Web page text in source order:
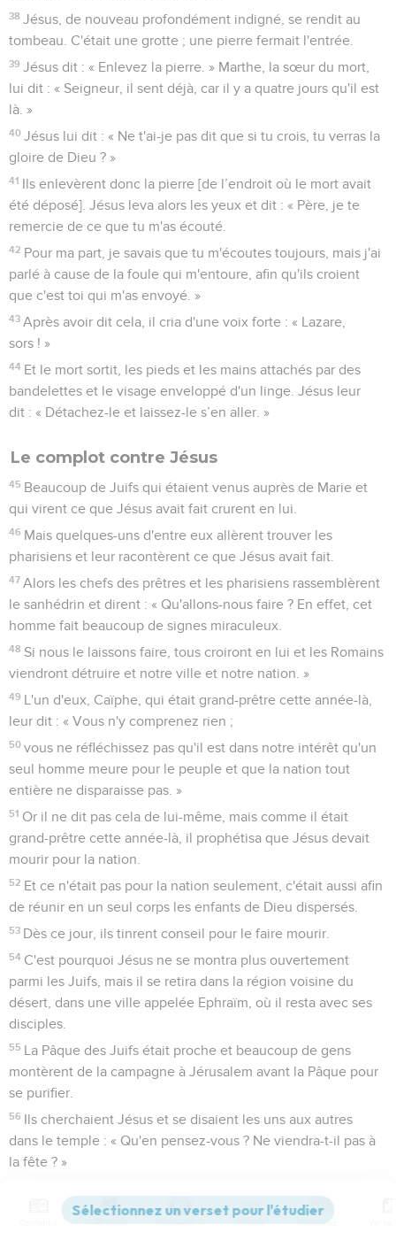
38 Jésus, de nouveau profondément indigné, se rendit au
tombeau. C'était une grotte ; une pierre fermait l'entrée.
39 Jésus dit : « Enlevez la pierre. » Marthe, la sœur du mort,
lui dit : « Seigneur, il sent déjà, car il y a quatre jours qu'il est
là. »
40 Jésus lui dit : « Ne t'ai-je pas dit que si tu crois, tu verras la
gloire de Dieu ? »
41 Ils enlevèrent donc la pierre [de l’endroit où le mort avait
été déposé]. Jésus leva alors les yeux et dit : « Père, je te
remercie de ce que tu m'as écouté.
42 Pour ma part, je savais que tu m'écoutes toujours, mais j'ai
parlé à cause de la foule qui m'entoure, afin qu'ils croient
que c'est toi qui m'as envoyé. »
43 Après avoir dit cela, il cria d'une voix forte : « Lazare,
sors ! »
44 Et le mort sortit, les pieds et les mains attachés par des
bandelettes et le visage enveloppé d'un linge. Jésus leur
dit : « Détachez-le et laissez-le s’en aller. »
Le complot contre Jésus
45 Beaucoup de Juifs qui étaient venus auprès de Marie et
qui virent ce que Jésus avait fait crurent en lui.
46 Mais quelques-uns d'entre eux allèrent trouver les
pharisiens et leur racontèrent ce que Jésus avait fait.
47 Alors les chefs des prêtres et les pharisiens rassemblèrent
le sanhédrin et dirent : « Qu'allons-nous faire ? En effet, cet
homme fait beaucoup de signes miraculeux.
48 Si nous le laissons faire, tous croiront en lui et les Romains
viendront détruire et notre ville et notre nation. »
49 L'un d'eux, Caïphe, qui était grand-prêtre cette année-là,
leur dit : « Vous n'y comprenez rien ;
50 vous ne réfléchissez pas qu'il est dans notre intérêt qu'un
seul homme meure pour le peuple et que la nation tout
entière ne disparaisse pas. »
51 Or il ne dit pas cela de lui-même, mais comme il était
grand-prêtre cette année-là, il prophétisa que Jésus devait
mourir pour la nation.
52 Et ce n'était pas pour la nation seulement, c'était aussi afin
de réunir en un seul corps les enfants de Dieu dispersés.
53 Dès ce jour, ils tinrent conseil pour le faire mourir.
54 C'est pourquoi Jésus ne se montra plus ouvertement
parmi les Juifs, mais il se retira dans la région voisine du
désert, dans une ville appelée Ephraïm, où il resta avec ses
disciples.
55 La Pâque des Juifs était proche et beaucoup de gens
montèrent de la campagne à Jérusalem avant la Pâque pour
se purifier.
56 Ils cherchaient Jésus et se disaient les uns aux autres
dans le temple : « Qu'en pensez-vous ? Ne viendra-t-il pas à
la fête ? »
l'ordre que, si quelqu'un savait où était Jésus, il le dénonce,
Versions Commentaires Strong